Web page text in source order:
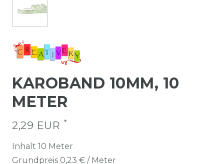
KAROBAND 10MM, 10
METER
2,29 EUR *
Inhalt 10 Meter
Grundpreis 0,23 € / Meter